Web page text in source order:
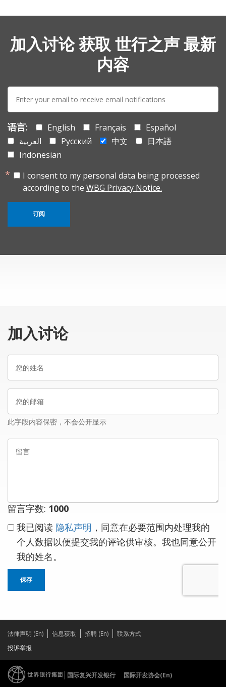
加入讨论 获取 世行之声 最新
内容
mail:
语言: English Français
Español
العربية
Русский 中文
日本語
Indonesian
I consent to my personal data being processed
according to the WBG Privacy Notice.
订阅
加入讨论
邮
此字段内容保密，不会公开显示
留言字数: 1000
我已阅读 隐私声明 ，同意在必要范围内处理我的
个人数据以便提交我的评论供审核。我也同意公开
我的姓名。
保存
法律声明 (En) 信息获取 招聘 (En)
联系方式
投诉举报
国际复兴开发银行
国际开发协会(En)